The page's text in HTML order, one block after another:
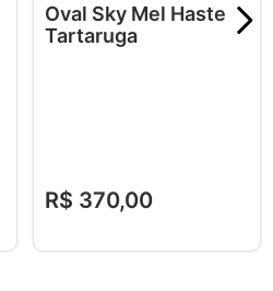
Oval Sky Mel Haste
Tartaruga
R$ 370,00